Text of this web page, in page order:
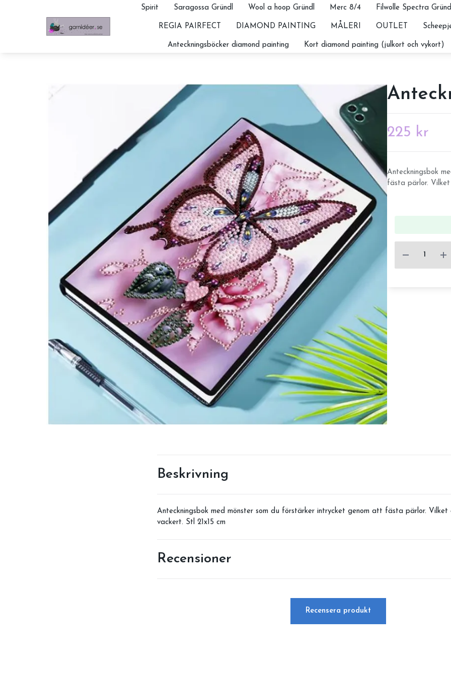
Spirit Saragossa Gründl Wool a hoop Gründl Merc 8/4 Filwolle Spectra Gründl
REGIA PAIRFECT DIAMOND PAINTING MÅLERI OUTLET
Anteckningsböcker diamond painting Kort diamond painting (julkort och vykort)
225 kr
Anteckningsbok
fästa pärlor.
Beskrivning
Anteckningsbok med mönster som du förstärker intrycket genom att fästa pärlor.
vackert. Stl 21x15 cm
Recensioner
Recensera produkt